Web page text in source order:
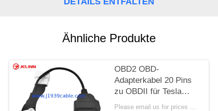
Ähnliche Produkte
OBD2 OBD-
Adapterkabel 20 Pins
zu OBDII für Tesla
Modell 3 Jahr 2018
Please email us for prices MOQ:100 Stück